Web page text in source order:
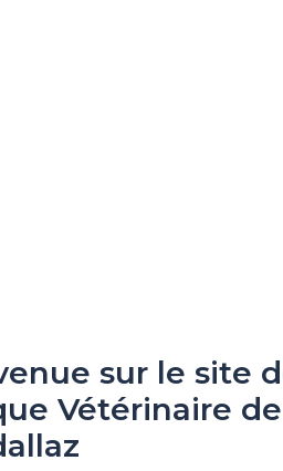
sur le site
Vétérinaire